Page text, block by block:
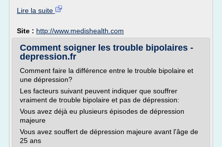
Lire la suite
Site : http://www.medishealth.com
Comment soigner les trouble bipolaires -
depression.fr
Comment faire la différence entre le trouble bipolaire et
une dépression?
Les facteurs suivant peuvent indiquer que souffrer
vraiment de trouble bipolaire et pas de dépression:
Vous avez déjà eu plusieurs épisodes de dépression
majeure
Vous avez souffert de dépression majeure avant l'âge de
25 ans